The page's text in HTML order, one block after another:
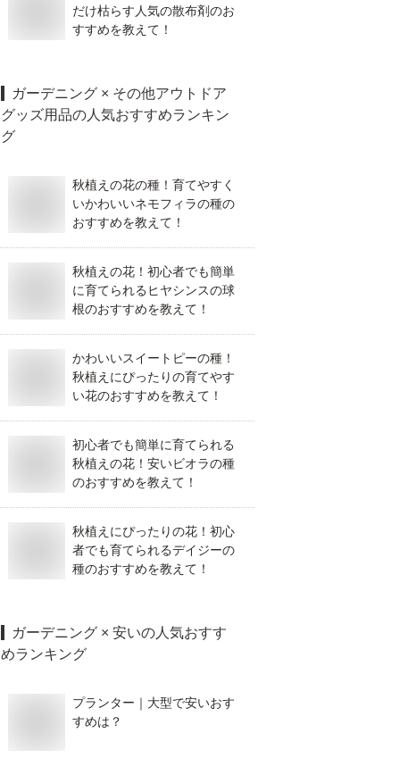
だけ枯らす人気の散布剤のお
すすめを教えて！
ガーデニング × その他アウトドア
グッズ用品の人気おすすめランキン
グ
秋植えの花の種！育てやすく
いかわいいネモフィラの種の
おすすめを教えて！
秋植えの花！初心者でも簡単
に育てられるヒヤシンスの球
根のおすすめを教えて！
かわいいスイートピーの種！
秋植えにぴったりの育てやす
い花のおすすめを教えて！
初心者でも簡単に育てられる
秋植えの花！安いビオラの種
のおすすめを教えて！
秋植えにぴったりの花！初心
者でも育てられるデイジーの
種のおすすめを教えて！
ガーデニング × 安いの人気おすす
めランキング
プランター｜大型で安いおす
すめは？